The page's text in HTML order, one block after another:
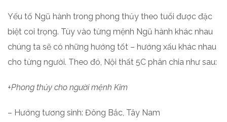
Yếu tố Ngũ hành trong phong thủy theo tuổi được đặc
biệt coi trọng. Tùy vào từng mệnh Ngũ hành khác nhau
chúng ta sẽ có những hướng tốt – hướng xấu khác nhau
cho từng người. Theo đó, Nội thất 5C phân chia như sau:
+Phong thủy cho người mệnh Kim
– Hướng tương sinh: Đông Bắc, Tây Nam